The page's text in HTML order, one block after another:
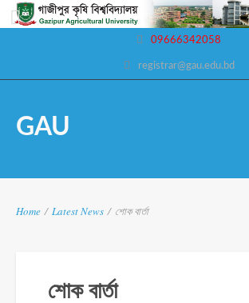
09666342058
registrar@gau.edu.bd
GAU
Home / Latest News / শোক বার্তা
শোক বার্তা